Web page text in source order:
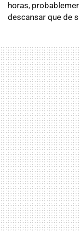
horas,
descansar que de